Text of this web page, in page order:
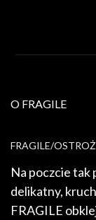
O FRAGILE
FRAGILE/
Na poczcie tak
delikatny,
FRAGILE